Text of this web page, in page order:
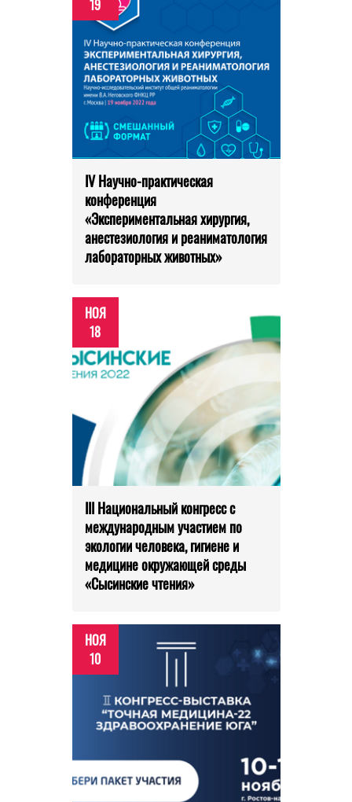
19
IV Научно-практическая
конференция
«Экспериментальная хирургия,
анестезиология и реаниматология
лабораторных животных»
НОЯ
18
III Национальный конгресс с
международным участием по
экологии человека, гигиене и
медицине окружающей среды
«Сысинские чтения»
НОЯ
10